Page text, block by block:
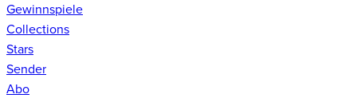
Gewinnspiele
Collections
Stars
Sender
Abo